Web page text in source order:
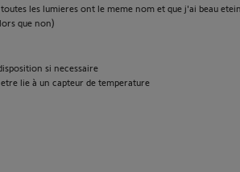
les lumieres ont le meme nom et que j'ai beau
que non)
si necessaire
etre lie à un capteur de temperature